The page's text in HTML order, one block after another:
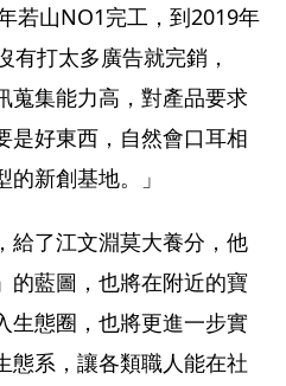
若山NO1完工，到2019年
有打太多廣告就完銷，
蒐集能力高，對產品要求
是好東西，自然會口耳相
新創基地。」
給了江文淵莫大養分，他
的藍圖，也將在附近的寶
生態圈，也將更進一步實
態系，讓各類職人能在社